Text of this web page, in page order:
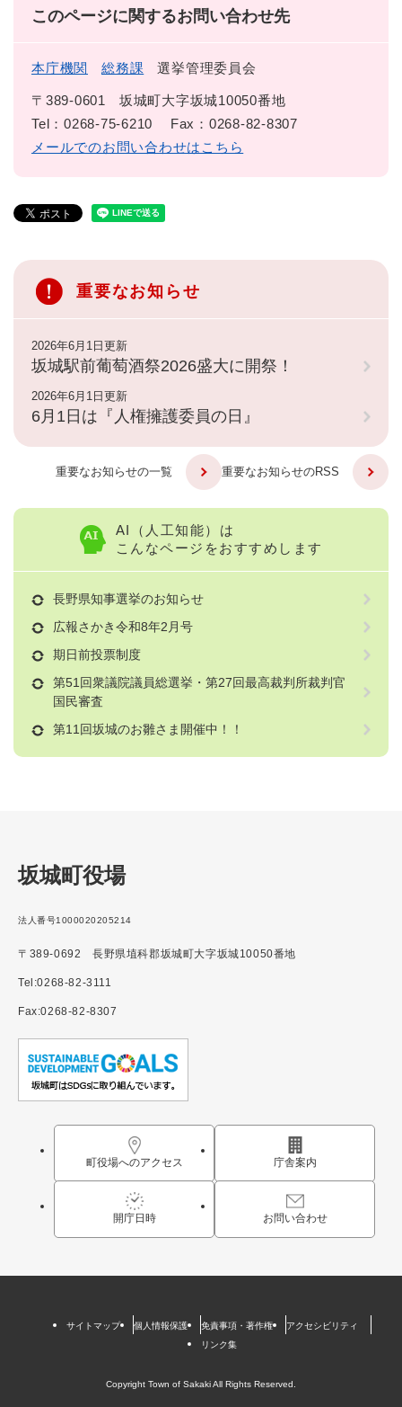
このページに関するお問い合わせ先
本庁機関 総務課 選挙管理委員会
〒389-0601
坂城町大字坂城10050番地
Tel：0268-75-6210
Fax：0268-82-8307
メールでのお問い合わせはこちら
重要なお知らせ
2026年6月1日更新
坂城駅前葡萄酒祭2026盛大に開祭！
2026年6月1日更新
6月1日は『人権擁護委員の日』
重要なお知らせの一覧 重要なお知らせのRSS
AI（人工知能）は
こんなページをおすすめします
長野県知事選挙のお知らせ
広報さかき令和8年2月号
期日前投票制度
第51回衆議院議員総選挙・第27回最高裁判所裁判官
国民審査
第11回坂城のお雛さま開催中！！
坂城町役場
法人番号1000020205214
〒389-0692 長野県埴科郡坂城町大字坂城10050番地
Tel:0268-82-3111
Fax:0268-82-8307
町役場へのアクセス 庁舎案内
開庁日時 お問い合わせ
サイトマップ 個人情報保護 免責事項・著作権
アクセシビリティ
リンク集
Copyright Town of Sakaki All Rights Reserved.